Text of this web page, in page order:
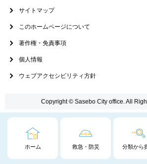
ホーム 救急・防災 分類から
サイトマップ
このホームページについて
著作権・免責事項
個人情報
ウェブアクセシビリティ方針
Copyright © Sasebo City office. All